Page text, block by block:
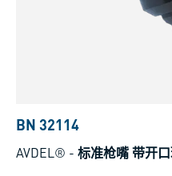
BN 32114
AVDEL® - 标准枪嘴 带开